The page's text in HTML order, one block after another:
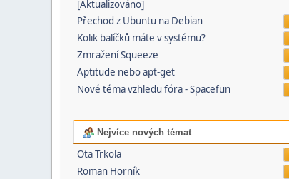
[Aktualizováno]
Přechod z Ubuntu na Debian
Kolik balíčků máte v systému?
Zmražení Squeeze
Aptitude nebo apt-get
Nové téma vzhledu fóra - Spacefun
Nejvíce nových témat
Ota Trkola
Roman Horník